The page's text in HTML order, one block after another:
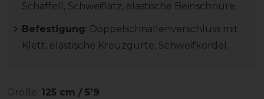
Schaffell, Schweiflatz, elastische Beinschnüre.
Befestigung: Doppelschnallenverschluss mit
Klett, elastische Kreuzgurte, Schweifkordel.
Größe: 125 cm / 5'9